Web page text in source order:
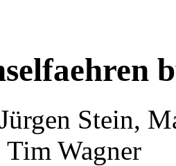
Stein,
Wagner